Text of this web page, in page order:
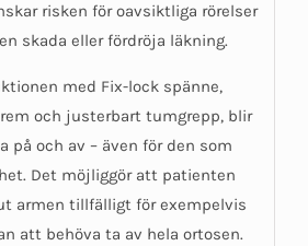
risken för oavsiktliga rörelser
skada eller fördröja läkning.
med Fix-lock spänne,
och justerbart tumgrepp, blir
på och av – även för den som
Det möjliggör att patienten
armen tillfälligt för exempelvis
att behöva ta av hela ortosen.